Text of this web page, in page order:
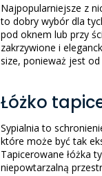
Najpopularniejsze z
to dobry wybór dla
pod oknem lub przy
zakrzywione i
size, ponieważ jest
Łóżko
Sypialnia to
które może być tak
Tapicerowane łóżka
niepowtarzalną